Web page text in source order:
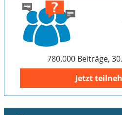
780.000 Beiträge,
Jetzt